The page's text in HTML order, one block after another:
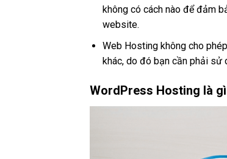
không có cách nào để đảm
website.
Web Hosting không cho
khác, do đó bạn cần phải sử
WordPress Hosting là